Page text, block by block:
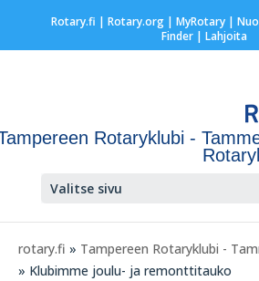
Rotary.fi | Rotary.org| MyRotary |
Finder| Lahjoita
Rotaryklubi -
Valitse sivu
rotary.fi » Tampereen Rotaryklubi -
» Klubimme joulu- ja remonttitauko